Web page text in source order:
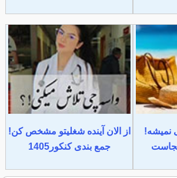
نمیشه!
از الان آینده شغلیتو مشخص کن!
جمع بندی کنکور1405